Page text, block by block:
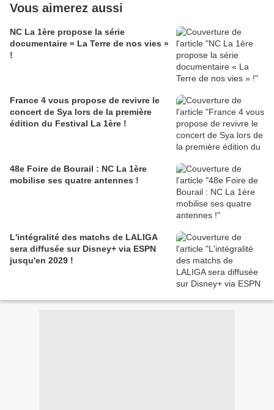
Vous aimerez aussi
NC La 1ère propose la série
documentaire « La Terre de nos vies »
!
France 4 vous propose de revivre le
concert de Sya lors de la première
édition du Festival La 1ère !
48e Foire de Bourail : NC La 1ère
mobilise ses quatre antennes !
L'intégralité des matchs de LALIGA
sera diffusée sur Disney+ via ESPN
jusqu'en 2029 !